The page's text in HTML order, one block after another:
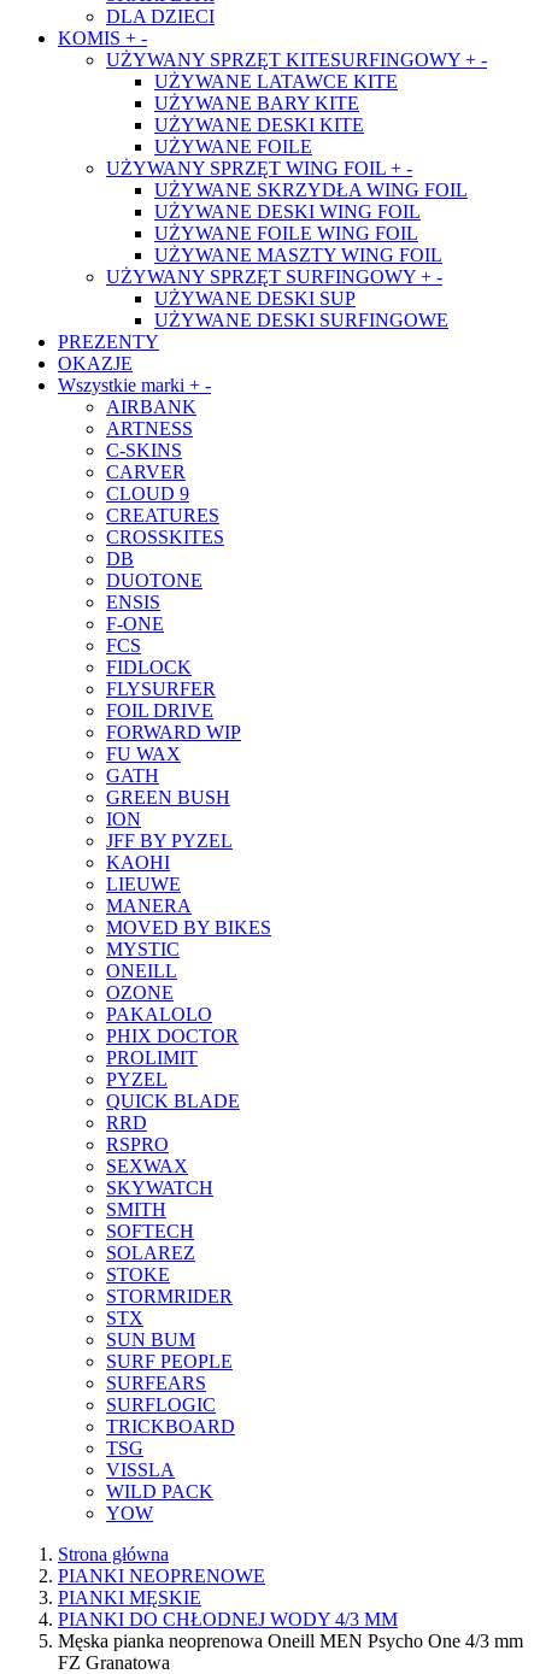
DLA DZIECI
KOMIS + -
UŻYWANY SPRZĘT KITESURFINGOWY + -
UŻYWANE LATAWCE KITE
UŻYWANE BARY KITE
UŻYWANE DESKI KITE
UŻYWANE FOILE
UŻYWANY SPRZĘT WING FOIL + -
UŻYWANE SKRZYDŁA WING FOIL
UŻYWANE DESKI WING FOIL
UŻYWANE FOILE WING FOIL
UŻYWANE MASZTY WING FOIL
UŻYWANY SPRZĘT SURFINGOWY + -
UŻYWANE DESKI SUP
UŻYWANE DESKI SURFINGOWE
PREZENTY
OKAZJE
Wszystkie marki + -
AIRBANK
ARTNESS
C-SKINS
CARVER
CLOUD 9
CREATURES
CROSSKITES
DB
DUOTONE
ENSIS
F-ONE
FCS
FIDLOCK
FLYSURFER
FOIL DRIVE
FORWARD WIP
FU WAX
GATH
GREEN BUSH
ION
JFF BY PYZEL
KAOHI
LIEUWE
MANERA
MOVED BY BIKES
MYSTIC
ONEILL
OZONE
PAKALOLO
PHIX DOCTOR
PROLIMIT
PYZEL
QUICK BLADE
RRD
RSPRO
SEXWAX
SKYWATCH
SMITH
SOFTECH
SOLAREZ
STOKE
STORMRIDER
STX
SUN BUM
SURF PEOPLE
SURFEARS
SURFLOGIC
TRICKBOARD
TSG
VISSLA
WILD PACK
YOW
Strona główna
PIANKI NEOPRENOWE
PIANKI MĘSKIE
PIANKI DO CHŁODNEJ WODY 4/3 MM
Męska pianka neoprenowa Oneill MEN Psycho One 4/3 mm
FZ Granatowa